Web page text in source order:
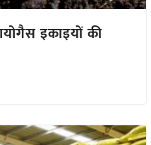
इकाइयों की